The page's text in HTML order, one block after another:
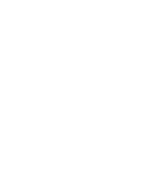
双凤铜镜图片|双凤铜镜样
重庆市存启财务咨询有限
广东天图物流股份有限公
重庆屾山生物科技有限公
吴贺彬_【电话地址_招聘